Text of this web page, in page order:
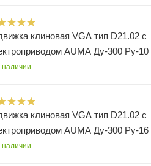
клиновая VGA тип D21.02 с
AUMA Ду-300 Ру-10
наличии
клиновая VGA тип D21.02 с
AUMA Ду-300 Ру-16
наличии